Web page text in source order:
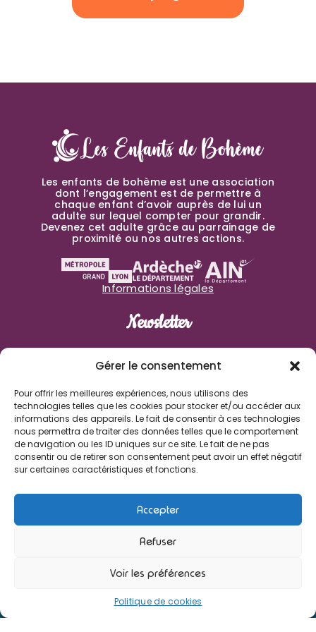
Gérer le consentement
Pour offrir les meilleures expériences, nous utilisons des
technologies telles que les cookies pour stocker et/ou accéder aux
informations des appareils. Le fait de consentir à ces technologies
nous permettra de traiter des données telles que le comportement
de navigation ou les ID uniques sur ce site. Le fait de ne pas
consentir ou de retirer son consentement peut avoir un effet négatif
sur certaines caractéristiques et fonctions.
Accepter
Refuser
Voir les préférences
Politique de cookies
Les enfants de bohème est une association
dont l’engagement est de permettre à
chaque enfant d’avoir auprès de lui un
adulte sur lequel compter pour grandir.
Devenez cet adulte grâce au parrainage de
proximité ou nos autres actions.
Informations légales
Newsletter
Nom de famille
Boheme
© 2026 - Les Enfants de Bohème - Une réalisation Ab6net